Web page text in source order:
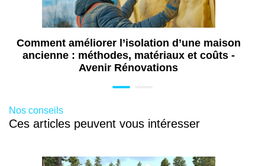
Comment améliorer l’isolation d’une maison
ancienne : méthodes, matériaux et coûts -
Avenir Rénovations
Nos conseils
Ces articles peuvent vous intéresser